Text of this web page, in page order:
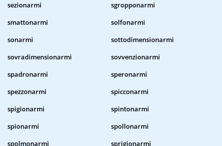
sezionarmi
sgropponarmi
smattonarmi
solfonarmi
sonarmi
sottodimensionarmi
sovradimensionarmi
sovvenzionarmi
spadronarmi
speronarmi
spezzonarmi
spicconarmi
spigionarmi
spintonarmi
spionarmi
spollonarmi
spolmonarmi
sprigionarmi